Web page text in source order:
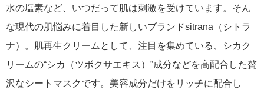
水の塩素など、いつだって肌は刺激を受けています。そん
な現代の肌悩みに着目した新しいブランドsitrana（シトラ
ナ）。肌再生クリームとして、注目を集めている、シカク
リームの“シカ（ツボクサエキス）”成分などを高配合した贅
沢なシートマスクです。美容成分だけをリッチに配合し